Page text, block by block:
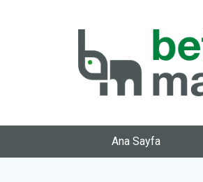
Ana Sayfa